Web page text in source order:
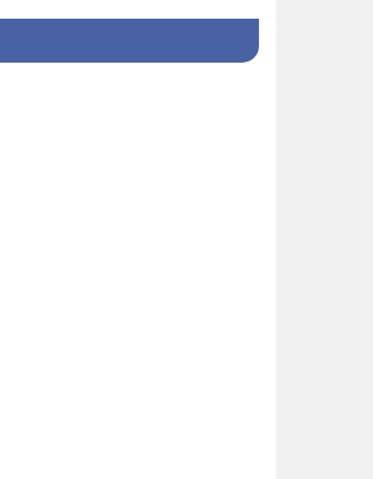
সাংবাদিক অবহিতকরণ